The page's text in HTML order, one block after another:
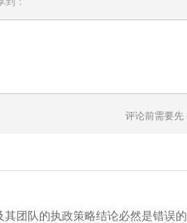
评论前需要先
团队的执政策略结论必然是错误